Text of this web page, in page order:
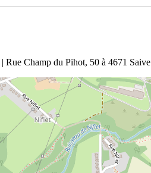
| Rue Champ du Pihot, 50 à 4671 Saive